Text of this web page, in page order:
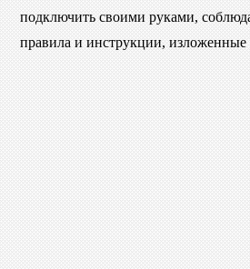
подключить своими руками,
правила и инструкции,